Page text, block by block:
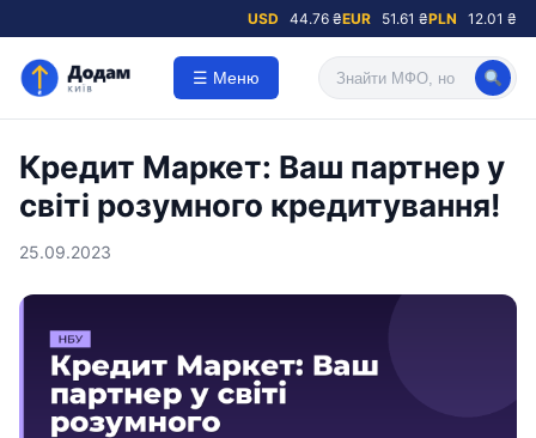
USD 44.76 ₴EUR 51.61 ₴PLN 12.01 ₴
☰ Меню
Кредит Маркет: Ваш партнер у
світі розумного кредитування!
25.09.2023